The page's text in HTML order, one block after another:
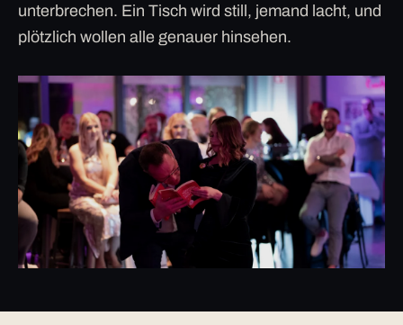
unterbrechen. Ein Tisch wird still, jemand lacht, und
plötzlich wollen alle genauer hinsehen.